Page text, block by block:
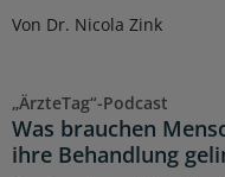
Von Dr. Nicola Zink
„ÄrzteTag“-Podcast
Was brauchen
ihre Behandlung